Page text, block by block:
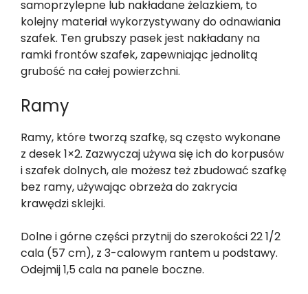
samoprzylepne lub nakładane żelazkiem, to
kolejny materiał wykorzystywany do odnawiania
szafek. Ten grubszy pasek jest nakładany na
ramki frontów szafek, zapewniając jednolitą
grubość na całej powierzchni.
Ramy
Ramy, które tworzą szafkę, są często wykonane
z desek 1×2. Zazwyczaj używa się ich do korpusów
i szafek dolnych, ale możesz też zbudować szafkę
bez ramy, używając obrzeża do zakrycia
krawędzi sklejki.
Dolne i górne części przytnij do szerokości 22 1/2
cala (57 cm), z 3-calowym rantem u podstawy.
Odejmij 1,5 cala na panele boczne.